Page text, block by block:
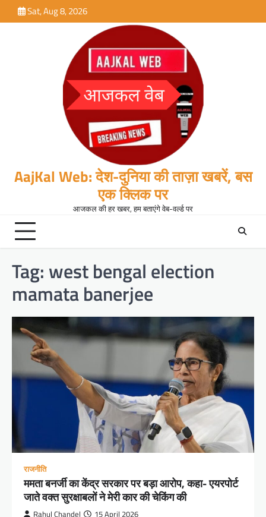
to
Sat, Aug 8, 2026
AajKal Web: देश-दुनिया की ताज़ा खबरें, बस
एक क्लिक पर
आजकल की हर खबर, हम बताएंगे वेब-वर्ल्ड पर
Tag: west bengal election
mamata banerjee
राजनीति
ममता बनर्जी का केंद्र सरकार पर बड़ा आरोप, कहा- एयरपोर्ट
जाते वक्त सुरक्षाबलों ने मेरी कार की चेकिंग की
Rahul Chandel 15 April 2026